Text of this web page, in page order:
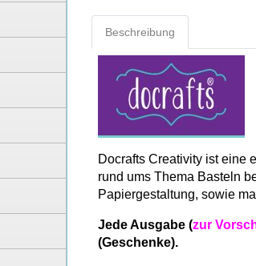
Beschreibung
Docrafts Creativity ist eine
rund ums Thema Basteln
Papiergestaltung, sowie
Jede Ausgabe (zur
(Geschenke).